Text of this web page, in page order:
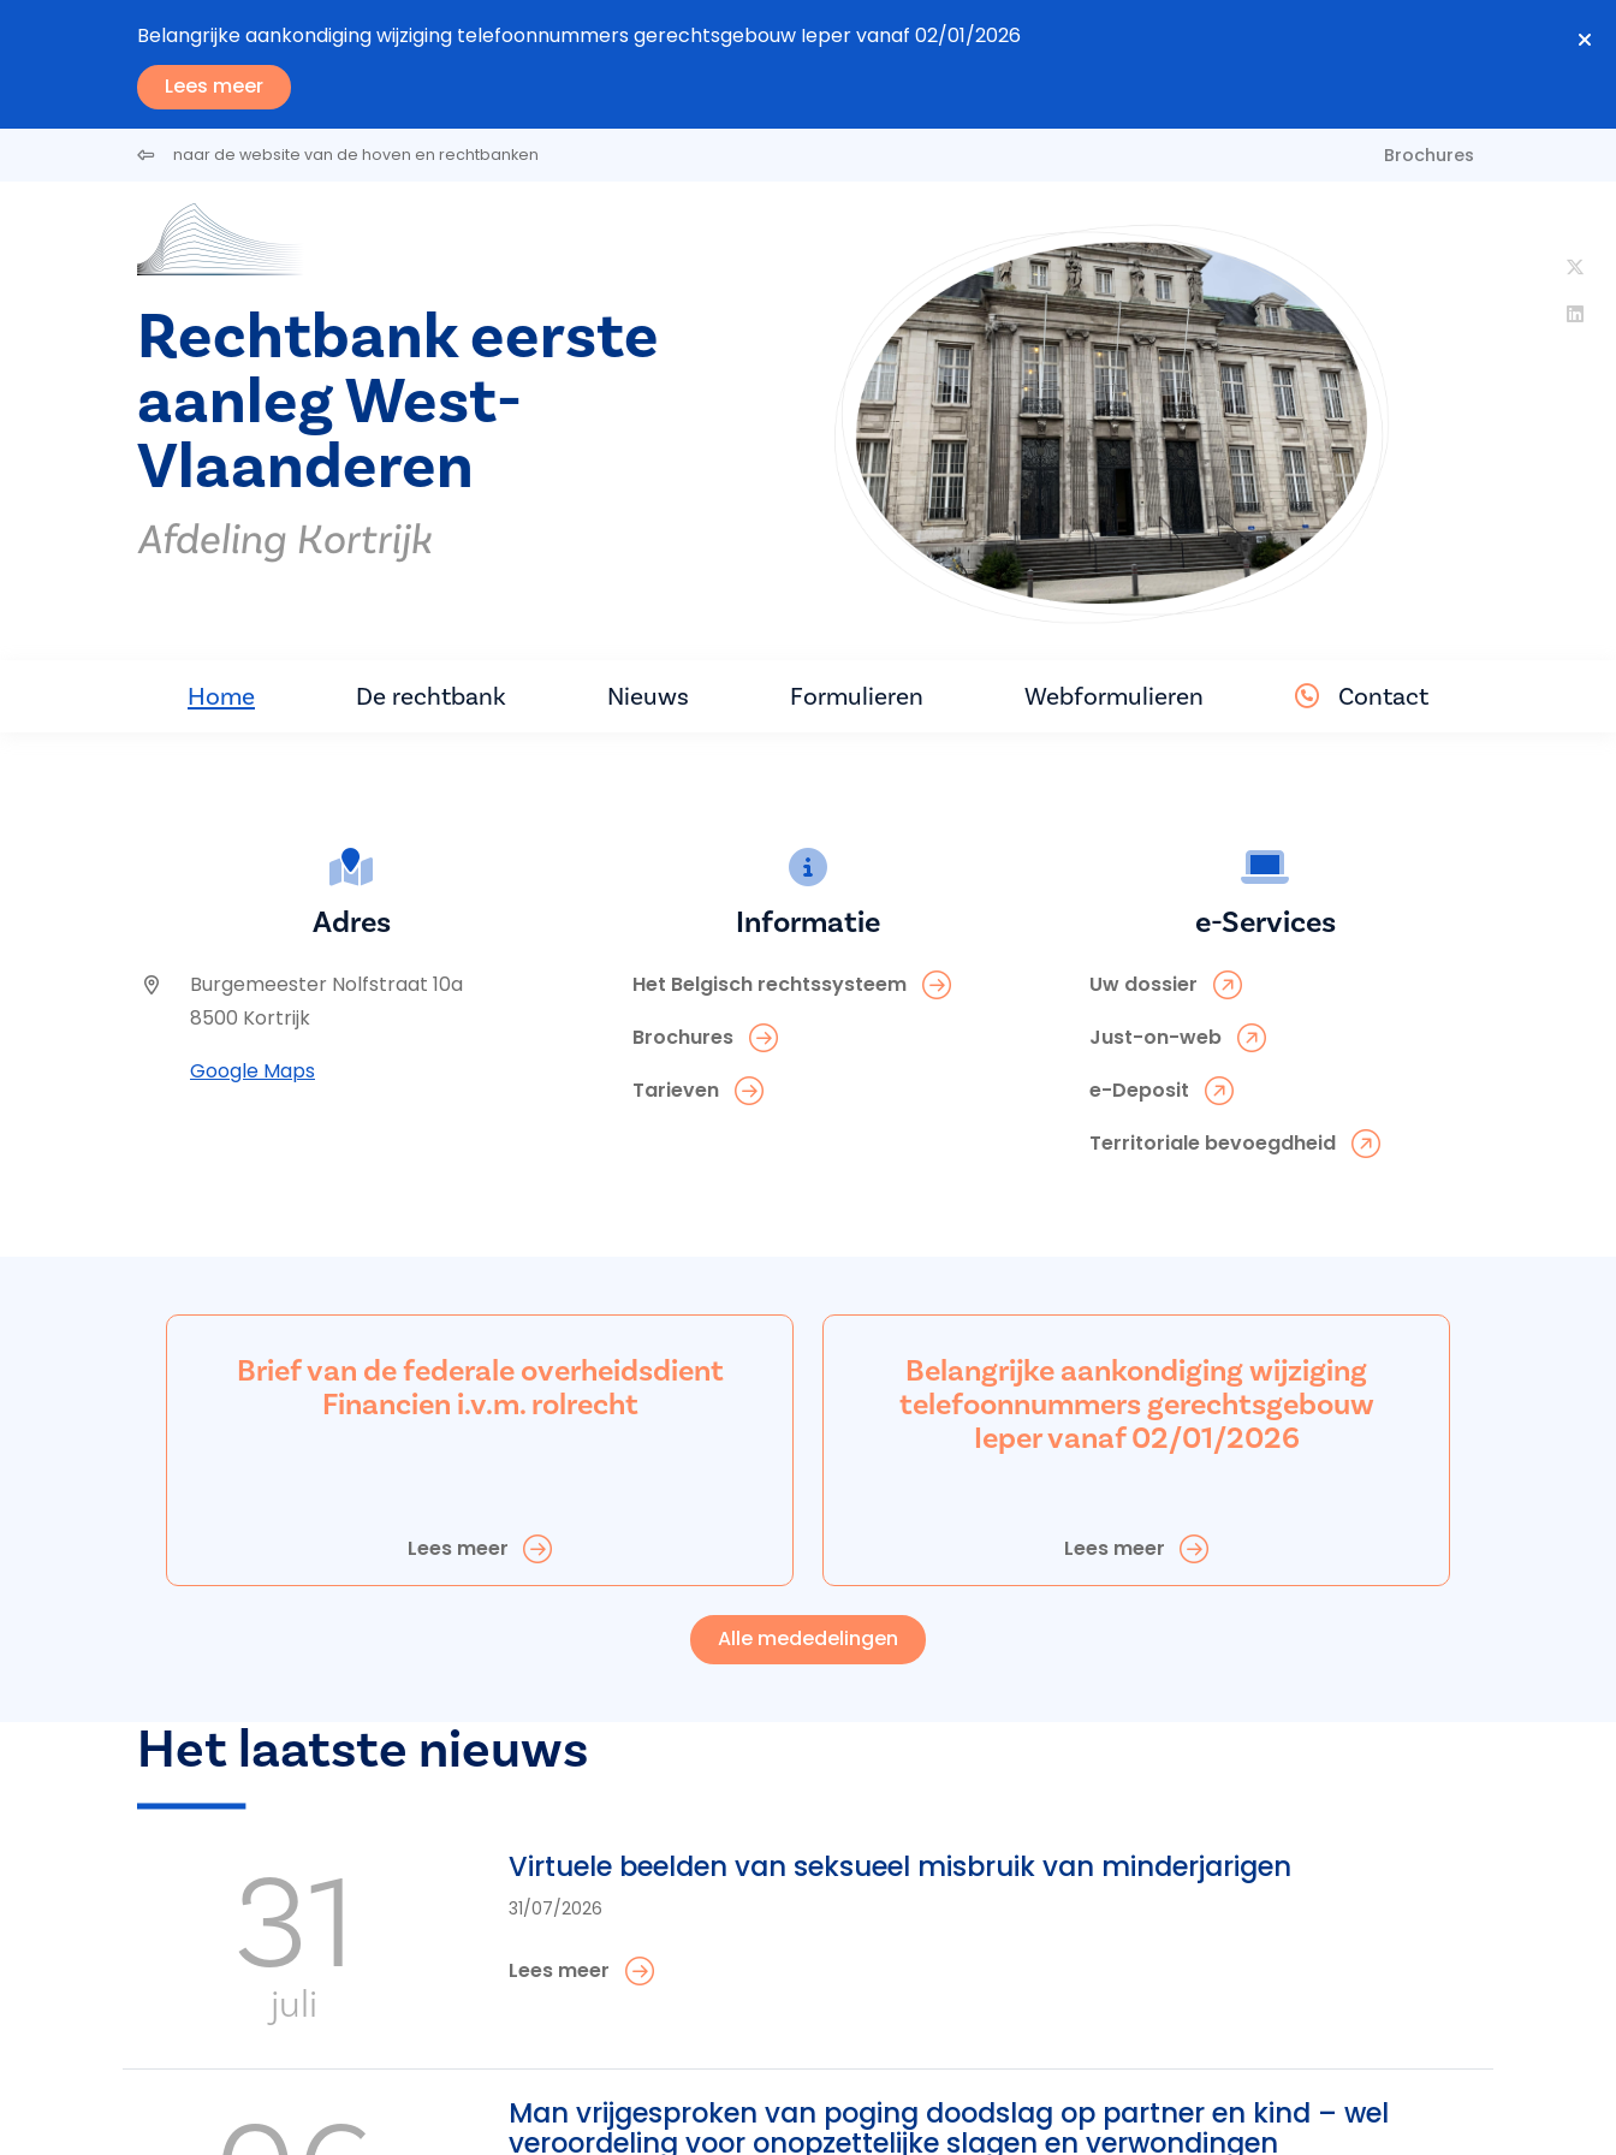
Belangrijke aankondiging wijziging telefoonnummers gerechtsgebouw Ieper vanaf 02/01/2026
Lees meer
naar de website van de hoven en rechtbanken Brochures
Rechtbank eerste
aanleg West-
Vlaanderen
Afdeling Kortrijk
Home De rechtbank Nieuws Formulieren Webformulieren Contact
Adres
Burgemeester Nolfstraat 10a
8500 Kortrijk
Google Maps
Informatie
Het Belgisch rechtssysteem
Brochures
Tarieven
e-Services
Uw dossier
Just-on-web
e-Deposit
Territoriale bevoegdheid
Brief van de federale overheidsdient
Financien i.v.m. rolrecht
Lees meer
Belangrijke aankondiging wijziging
telefoonnummers gerechtsgebouw
Ieper vanaf 02/01/2026
Lees meer
Alle mededelingen
Het laatste nieuws
31
juli
Virtuele beelden van seksueel misbruik van minderjarigen
31/07/2026
Lees meer
Man vrijgesproken van poging doodslag op partner en kind – wel
veroordeling voor onopzettelijke slagen en verwondingen